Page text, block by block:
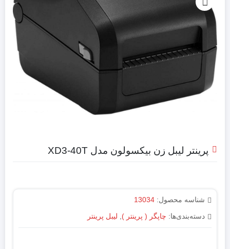
پرینتر لیبل زن بیکسولون مدل XD3-40T
شناسه محصول: 13034
دسته‌بندی‌ها: چاپگر ( پرینتر ) لیبل پرینتر